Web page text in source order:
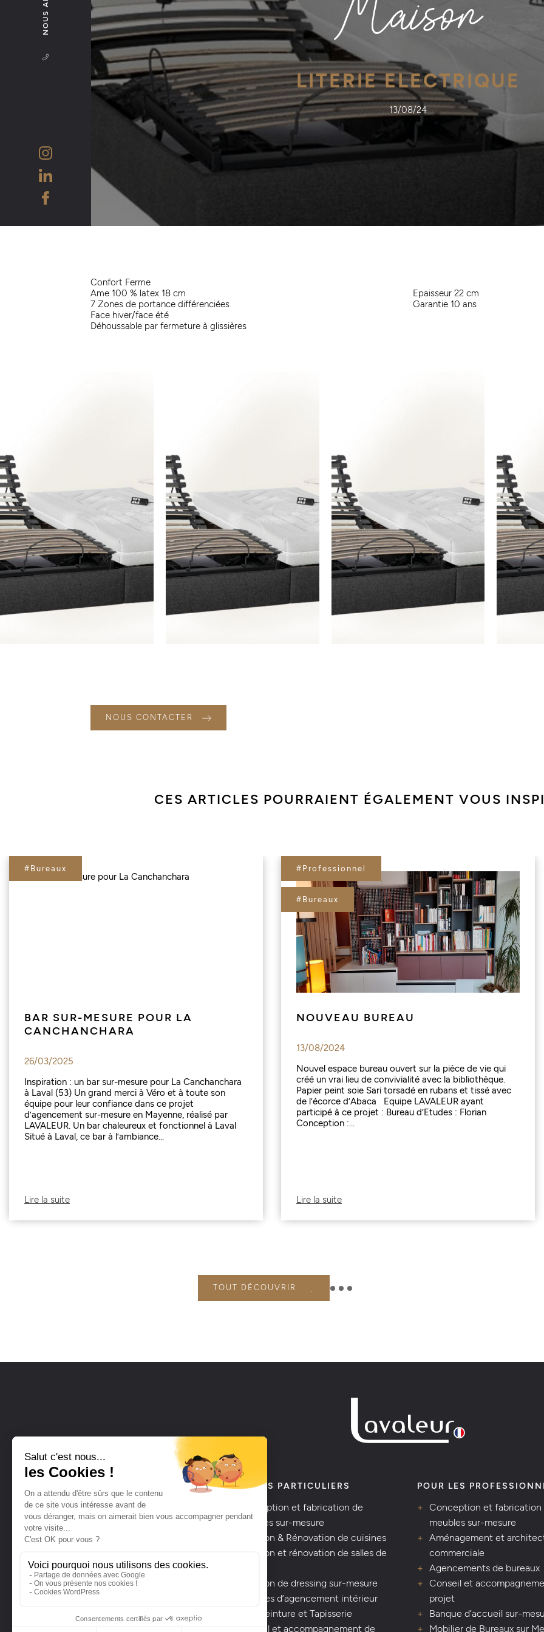
LITERIE ELECTRIQUE
13/08/24
Confort Ferme
Ame 100 % latex 18 cm
7 Zones de portance différenciées
Face hiver/face été
Déhoussable par fermeture à glissières
Epaisseur 22 cm
Garantie 10 ans
NOUS CONTACTER
CES ARTICLES POURRAIENT ÉGALEMENT VOUS
#Bureaux
BAR SUR-MESURE POUR LA
CANCHANCHARA
26/03/2025
Inspiration : un bar sur-mesure pour La Canchanchara
à Laval (53) Un grand merci à Véro et à toute son
équipe pour leur confiance dans ce projet
d’agencement sur-mesure en Mayenne, réalisé par
LAVALEUR. Un bar chaleureux et fonctionnel à Laval
Situé à Laval, ce bar à l’ambiance...
Lire la suite
#Professionnel
#Bureaux
NOUVEAU BUREAU
13/08/2024
Nouvel espace bureau ouvert sur la pièce de vie qui
créé un vrai lieu de convivialité avec la bibliothèque.
Papier peint soie Sari torsadé en rubans et tissé avec
de l’écorce d’Abaca Equipe LAVALEUR ayant
participé à ce projet : Bureau d’Etudes : Florian
Conception :...
Lire la suite
TOUT DÉCOUVRIR
Bellevue
53250 Le Ham
POUR LES PARTICULIERS
Conception et fabrication de
meubles sur-mesure
Création & Rénovation de cuisines
Création et rénovation de salles de
Création de dressing sur-mesure
Services d’agencement intérieur
Sols, Peinture et Tapisserie
Conseil et accompagnement de
POUR LES
Conception et fabrication
meubles sur-mesure
Aménagement et
commerciale
Agencements de bureaux
Conseil et
projet
Banque d’accueil sur-
Mobilier de Bureaux sur